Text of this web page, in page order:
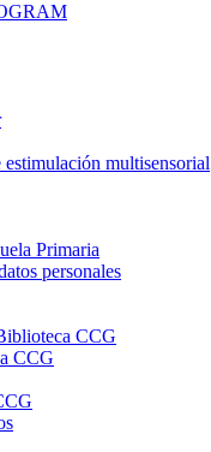
multisensorial
Primaria
personales
CCG
CCG